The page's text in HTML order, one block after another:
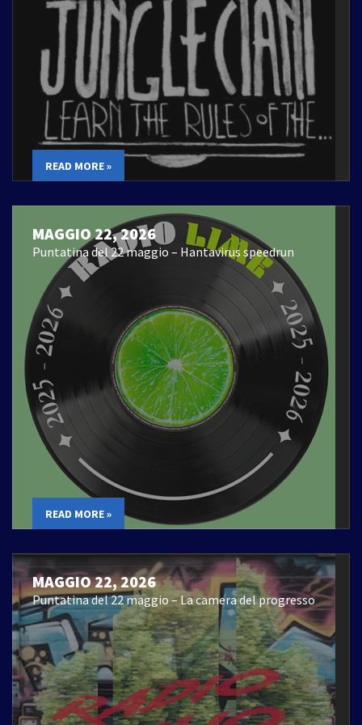
READ MORE »
MAGGIO 22, 2026
Puntatina del 22 maggio – Hantavirus speedrun
READ MORE »
MAGGIO 22, 2026
Puntatina del 22 maggio – La camera del progresso